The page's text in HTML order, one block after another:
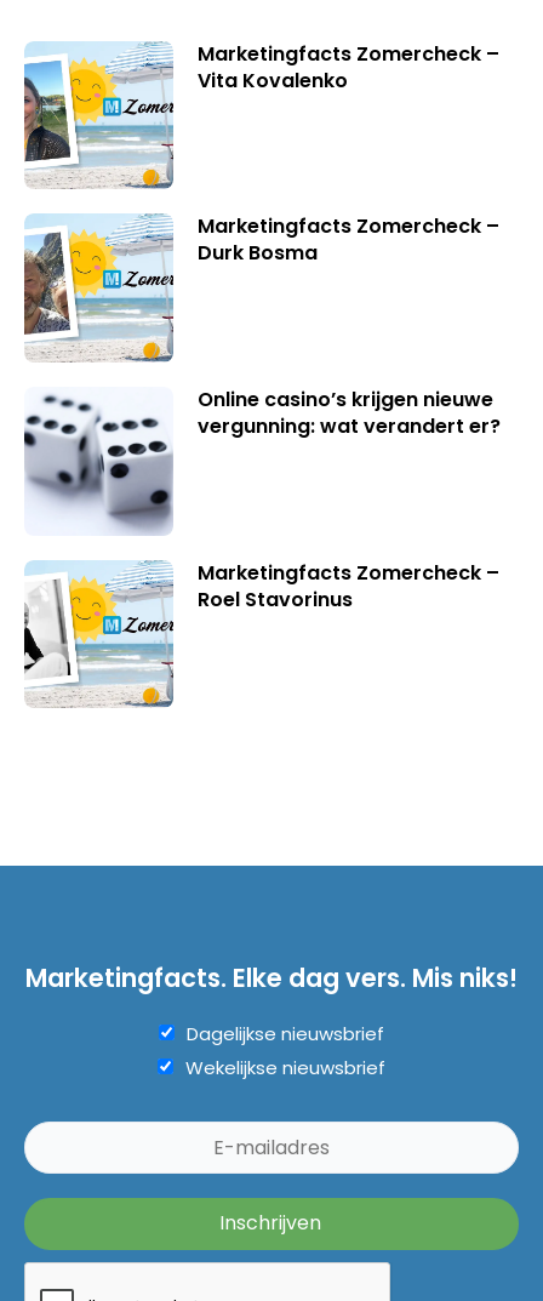
Marketingfacts Zomercheck –
Vita Kovalenko
Marketingfacts Zomercheck –
Durk Bosma
Online casino’s krijgen nieuwe
vergunning: wat verandert er?
Marketingfacts Zomercheck –
Roel Stavorinus
Marketingfacts. Elke dag vers. Mis niks!
Dagelijkse nieuwsbrief
Wekelijkse nieuwsbrief